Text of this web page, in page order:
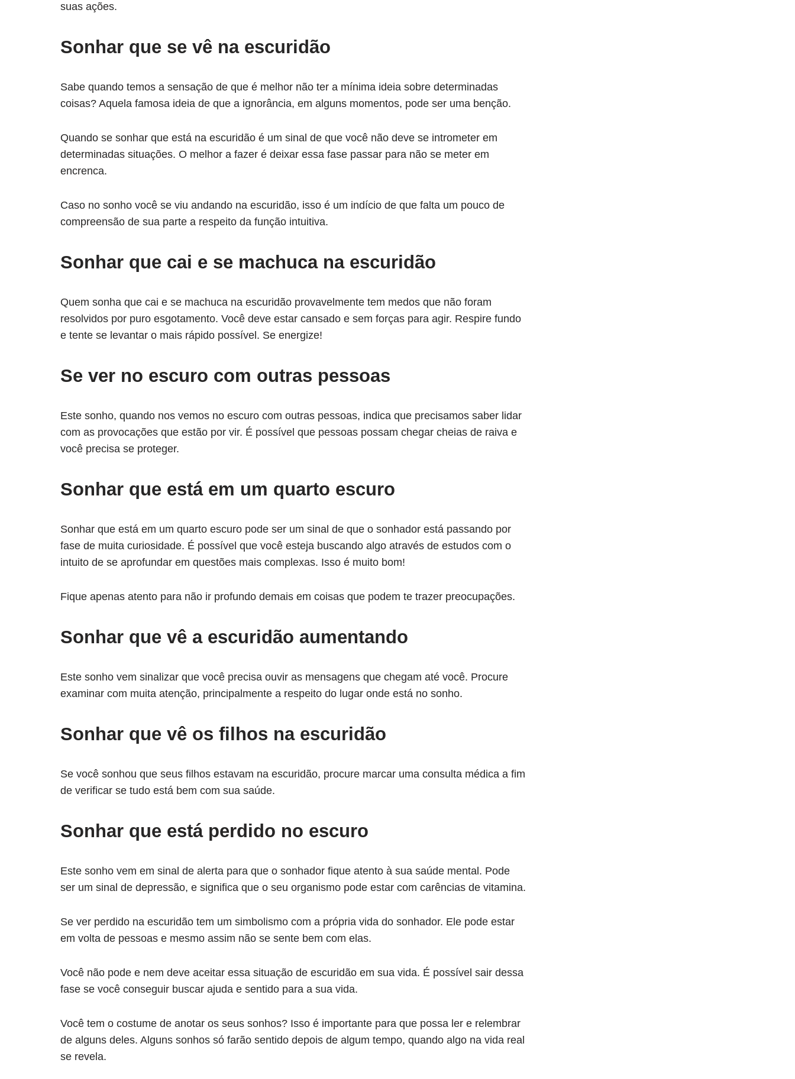
suas ações.
Sonhar que se vê na escuridão
Sabe quando temos a sensação de que é melhor não ter a mínima ideia sobre determinadas
coisas? Aquela famosa ideia de que a ignorância, em alguns momentos, pode ser uma benção.
Quando se sonhar que está na escuridão é um sinal de que você não deve se intrometer em
determinadas situações. O melhor a fazer é deixar essa fase passar para não se meter em
encrenca.
Caso no sonho você se viu andando na escuridão, isso é um indício de que falta um pouco de
compreensão de sua parte a respeito da função intuitiva.
Sonhar que cai e se machuca na escuridão
Quem sonha que cai e se machuca na escuridão provavelmente tem medos que não foram
resolvidos por puro esgotamento. Você deve estar cansado e sem forças para agir. Respire fundo
e tente se levantar o mais rápido possível. Se energize!
Se ver no escuro com outras pessoas
Este sonho, quando nos vemos no escuro com outras pessoas, indica que precisamos saber lidar
com as provocações que estão por vir. É possível que pessoas possam chegar cheias de raiva e
você precisa se proteger.
Sonhar que está em um quarto escuro
Sonhar que está em um quarto escuro pode ser um sinal de que o sonhador está passando por
fase de muita curiosidade. É possível que você esteja buscando algo através de estudos com o
intuito de se aprofundar em questões mais complexas. Isso é muito bom!
Fique apenas atento para não ir profundo demais em coisas que podem te trazer preocupações.
Sonhar que vê a escuridão aumentando
Este sonho vem sinalizar que você precisa ouvir as mensagens que chegam até você. Procure
examinar com muita atenção, principalmente a respeito do lugar onde está no sonho.
Sonhar que vê os filhos na escuridão
Se você sonhou que seus filhos estavam na escuridão, procure marcar uma consulta médica a fim
de verificar se tudo está bem com sua saúde.
Sonhar que está perdido no escuro
Este sonho vem em sinal de alerta para que o sonhador fique atento à sua saúde mental. Pode
ser um sinal de depressão, e significa que o seu organismo pode estar com carências de vitamina.
Se ver perdido na escuridão tem um simbolismo com a própria vida do sonhador. Ele pode estar
em volta de pessoas e mesmo assim não se sente bem com elas.
Você não pode e nem deve aceitar essa situação de escuridão em sua vida. É possível sair dessa
fase se você conseguir buscar ajuda e sentido para a sua vida.
Você tem o costume de anotar os seus sonhos? Isso é importante para que possa ler e relembrar
de alguns deles. Alguns sonhos só farão sentido depois de algum tempo, quando algo na vida real
se revela.